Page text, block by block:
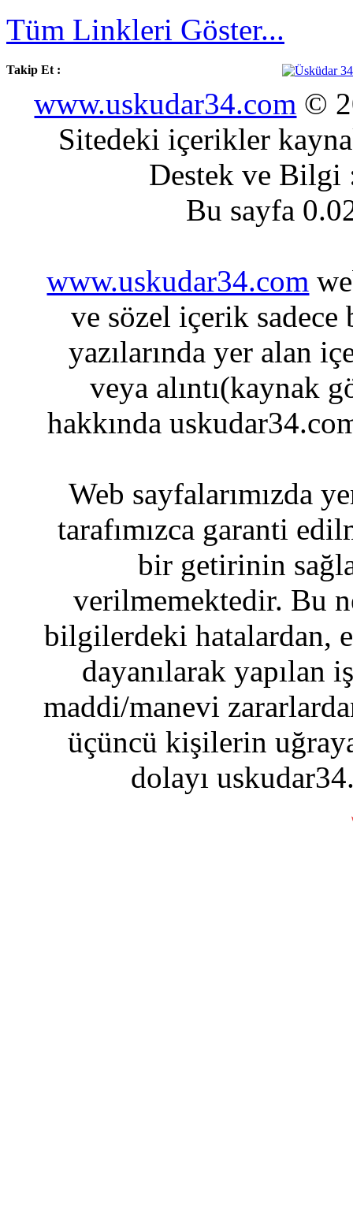
Tüm Linkleri Göster...
Takip Et :
www.uskudar34.com ©
Sitedeki içerikler
Destek ve
Bu sayfa
www.uskudar34.com
ve sözel içerik sadece
yazılarında yer alan
veya alıntı(kaynak
hakkında
Web sayfalarımızda
tarafımızca garanti
bir getirinin
verilmemektedir. Bu
bilgilerdeki hatalardan,
dayanılarak yapılan
maddi/manevi
üçüncü kişilerin
dolayı